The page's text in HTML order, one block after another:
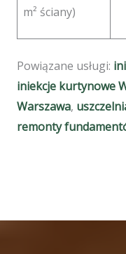
m² ściany)
Powiązane usługi:
iniekcje kurtynowe
Warszawa,
remonty